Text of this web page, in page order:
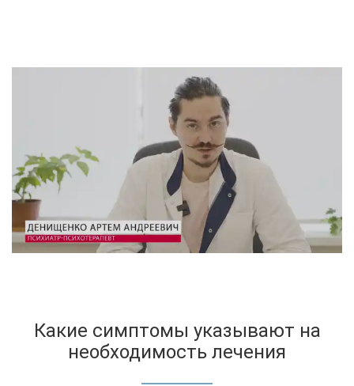
Какие симптомы указывают на
необходимость лечения